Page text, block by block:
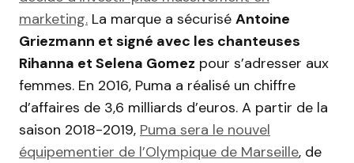
marketing. La marque a sécurisé Antoine
Griezmann et signé avec les chanteuses
Rihanna et Selena Gomez pour s’adresser aux
femmes. En 2016, Puma a réalisé un chiffre
d’affaires de 3,6 milliards d’euros. A partir de la
saison 2018-2019, Puma sera le nouvel
équipementier de l’Olympique de Marseille, de